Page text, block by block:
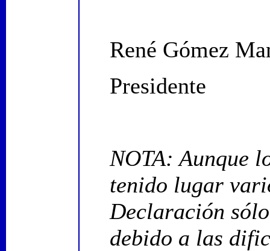
René Gómez
Presidente
NOTA: Aunque
tenido lugar
Declaración
debido a las